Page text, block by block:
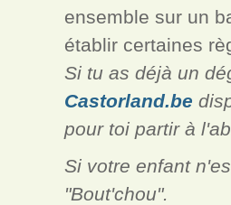
ensemble sur un
établir certaines
Si tu as déjà un
Castorland.be
pour toi partir à
Si votre enfant
"Bout'chou".